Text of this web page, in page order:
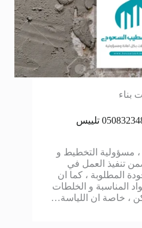
بناء
مقاول لياسة الشرقية ت: 0508323484 تلييس
، مسؤولية التخطيط و
تنفيذ العمل في
المطلوبة ، كما ان
المناسبة و الخلطات
، خاصة ان اللياسة…